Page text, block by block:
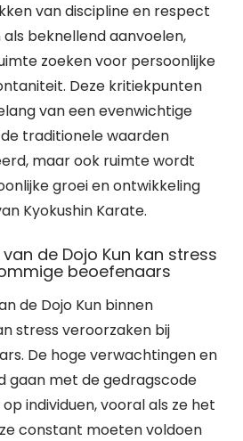
van discipline en respect
beknellend aanvoelen,
zoeken voor persoonlijke
Deze kritiekpunten
van een evenwichtige
traditionele waarden
maar ook ruimte wordt
groei en ontwikkeling
Kyokushin Karate.
de Dojo Kun kan stress
beoefenaars
de Dojo Kun binnen
stress veroorzaken bij
De hoge verwachtingen en
gaan met de gedragscode
individuen, vooral als ze het
constant moeten voldoen